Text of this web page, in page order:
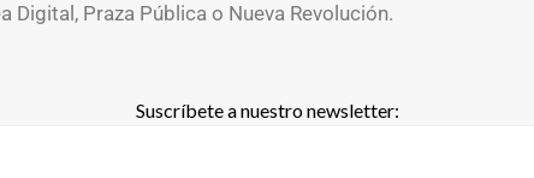
Digital, Praza Pública o Nueva Revolución.
Suscríbete a nuestro newsletter: